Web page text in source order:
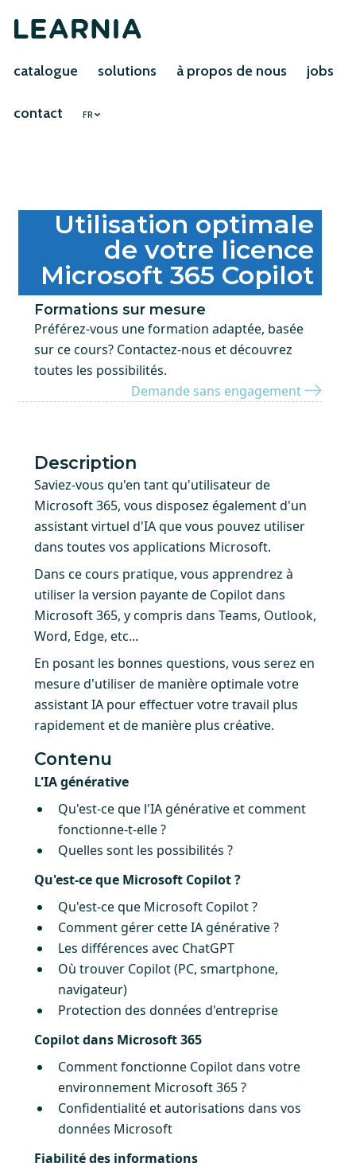
catalogue solutions à propos de nous jobs
contact FR
Utilisation optimale
de votre licence
Microsoft 365 Copilot
Formations sur mesure
Préférez-vous une formation adaptée, basée
sur ce cours? Contactez-nous et découvrez
toutes les possibilités.
Demande sans engagement
Description
Saviez-vous qu'en tant qu'utilisateur de
Microsoft 365, vous disposez également d'un
assistant virtuel d'IA que vous pouvez utiliser
dans toutes vos applications Microsoft.
Dans ce cours pratique, vous apprendrez à
utiliser la version payante de Copilot dans
Microsoft 365, y compris dans Teams, Outlook,
Word, Edge, etc...
En posant les bonnes questions, vous serez en
mesure d'utiliser de manière optimale votre
assistant IA pour effectuer votre travail plus
rapidement et de manière plus créative.
Contenu
L'IA générative
Qu'est-ce que l'IA générative et comment
fonctionne-t-elle ?
Quelles sont les possibilités ?
Qu'est-ce que Microsoft Copilot ?
Qu'est-ce que Microsoft Copilot ?
Comment gérer cette IA générative ?
Les différences avec ChatGPT
Où trouver Copilot (PC, smartphone,
navigateur)
Protection des données d'entreprise
Copilot dans Microsoft 365
Comment fonctionne Copilot dans votre
environnement Microsoft 365 ?
Confidentialité et autorisations dans vos
données Microsoft
Fiabilité des informations